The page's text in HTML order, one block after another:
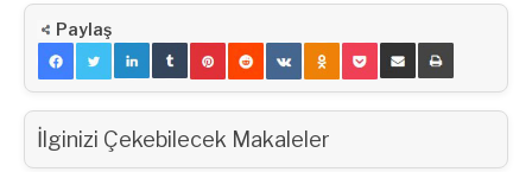
Paylaş
İlginizi Çekebilecek Makaleler